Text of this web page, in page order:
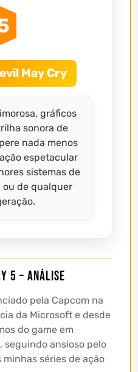
May Cry
gráficos
sonora de
nada menos
espetacular
sistemas de
ou de qualquer
5 – Análise
pela Capcom na
da Microsoft e desde
do game em
ansioso pelo
séries de ação